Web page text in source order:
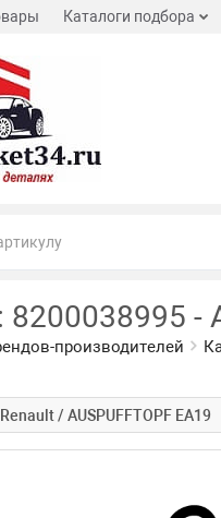
Каталоги подбора
8200038995 -
производителей
/ AUSPUFFTOPF EA19